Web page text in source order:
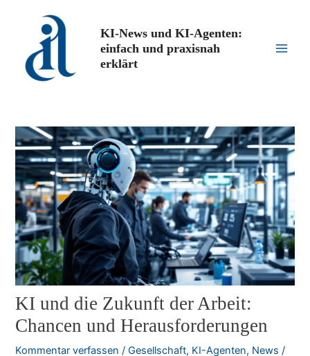
springen
KI-News und KI-Agenten:
einfach und praxisnah
erklärt
KI und die Zukunft der Arbeit:
Chancen und Herausforderungen
Kommentar verfassen /Gesellschaft, KI-Agenten, News /